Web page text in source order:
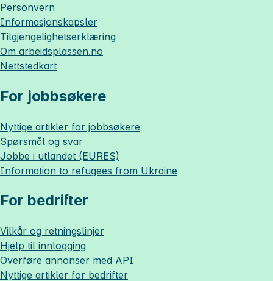
Personvern
Informasjonskapsler
Tilgjengelighetserklæring
Om arbeidsplassen.no
Nettstedkart
For jobbsøkere
Nyttige artikler for jobbsøkere
Spørsmål og svar
Jobbe i utlandet (EURES)
Information to refugees from Ukraine
For bedrifter
Vilkår og retningslinjer
Hjelp til innlogging
Overføre annonser med API
Nyttige artikler for bedrifter